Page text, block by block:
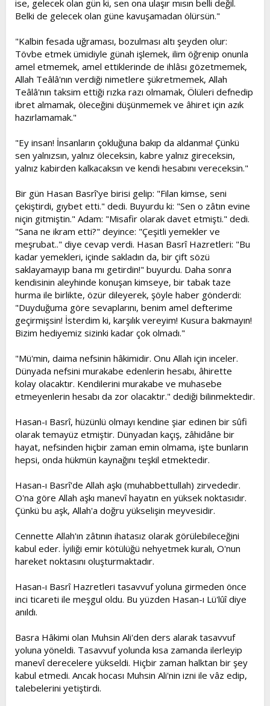
ise, gelecek olan gün ki, sen ona ulaşır mısın belli değil.
Belki de gelecek olan güne kavuşamadan ölürsün."
"Kalbin fesada uğraması, bozulması altı şeyden olur:
Tövbe etmek ümidiyle günah işlemek, ilim öğrenip onunla
amel etmemek, amel ettiklerinde de ihlâsı gözetmemek,
Allah Teâlâ'nın verdiği nimetlere şükretmemek, Allah
Teâlâ'nın taksim ettiği rızka razı olmamak, Ölüleri defnedip
ibret almamak, öleceğini düşünmemek ve âhiret için azık
hazırlamamak."
"Ey insan! İnsanların çokluğuna bakıp da aldanma! Çünkü
sen yalnızsın, yalnız öleceksin, kabre yalnız gireceksin,
yalnız kabirden kalkacaksın ve kendi hesabını vereceksin."
Bir gün Hasan Basrî'ye birisi gelip: "Filan kimse, seni
çekiştirdi, gıybet etti." dedi. Buyurdu ki: "Sen o zâtın evine
niçin gitmiştin." Adam: "Misafir olarak davet etmişti." dedi.
"Sana ne ikram etti?" deyince: "Çeşitli yemekler ve
meşrubat.." diye cevap verdi. Hasan Basrî Hazretleri: "Bu
kadar yemekleri, içinde sakladın da, bir çift sözü
saklayamayıp bana mı getirdin!" buyurdu. Daha sonra
kendisinin aleyhinde konuşan kimseye, bir tabak taze
hurma ile birlikte, özür dileyerek, şöyle haber gönderdi:
"Duyduğuma göre sevaplarını, benim amel defterime
geçirmişsin! İsterdim ki, karşılık vereyim! Kusura bakmayın!
Bizim hediyemiz sizinki kadar çok olmadı."
"Mü'min, daima nefsinin hâkimidir. Onu Allah için inceler.
Dünyada nefsini murakabe edenlerin hesabı, âhirette
kolay olacaktır. Kendilerini murakabe ve muhasebe
etmeyenlerin hesabı da zor olacaktır." dediği bilinmektedir.
Hasan-ı Basrî, hüzünlü olmayı kendine şiar edinen bir sûfi
olarak temayüz etmiştir. Dünyadan kaçış, zâhidâne bir
hayat, nefsinden hiçbir zaman emin olmama, işte bunların
hepsi, onda hükmün kaynağını teşkil etmektedir.
Hasan-ı Basrî'de Allah aşkı (muhabbettullah) zirvededir.
O'na göre Allah aşkı manevî hayatın en yüksek noktasıdır.
Çünkü bu aşk, Allah'a doğru yükselişin meyvesidir.
Cennette Allah'ın zâtının ihatasız olarak görülebileceğini
kabul eder. İyiliği emir kötülüğü nehyetmek kuralı, O'nun
hareket noktasını oluşturmaktadır.
Hasan-ı Basrî Hazretleri tasavvuf yoluna girmeden önce
inci ticareti ile meşgul oldu. Bu yüzden Hasan-ı Lü'lûî diye
anıldı.
Basra Hâkimi olan Muhsin Ali'den ders alarak tasavvuf
yoluna yöneldi. Tasavvuf yolunda kısa zamanda ilerleyip
manevî derecelere yükseldi. Hiçbir zaman halktan bir şey
kabul etmedi. Ancak hocası Muhsin Ali'nin izni ile vâz edip,
talebelerini yetiştirdi.